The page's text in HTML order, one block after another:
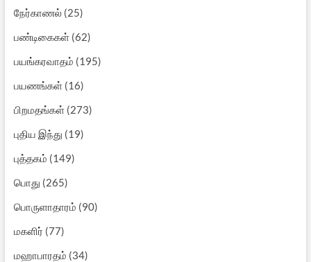
நேர்காணல்(25)
பண்டிகைகள்(62)
பயங்கரவாதம் (195)
பயணங்கள்(16)
பிறமதங்கள்(273)
புதிய இந்து (19)
புத்தகம் (149)
பொது (265)
பொருளாதாரம் (90)
மகளிர் (77)
மஹாபாரதம் (34)